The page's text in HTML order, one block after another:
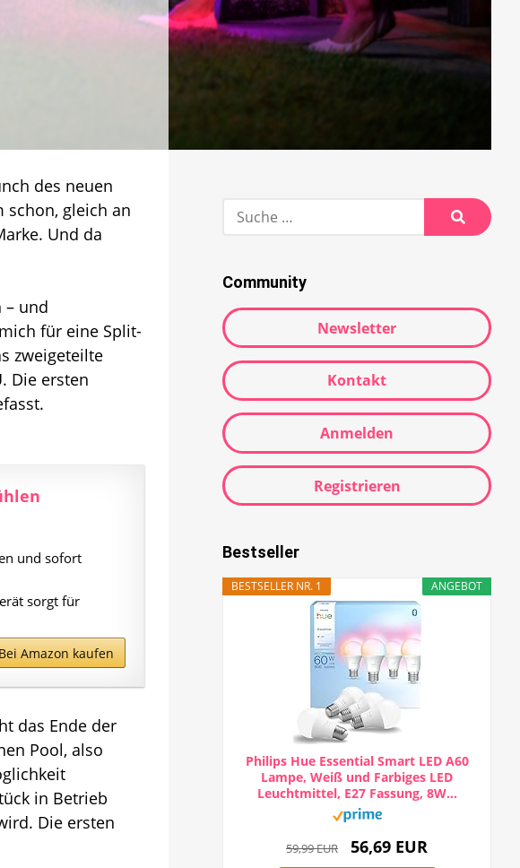
des neuen
schon, gleich an
Und da
– und
für eine Split-
zweigeteilte
Die ersten
und sofort
sorgt für
Amazon kaufen
das Ende der
Pool, also
in Betrieb
Die ersten
Suche
Suche
Community
Newsletter
Kontakt
Anmelden
Registrieren
Bestseller
ANGEBOT
BESTSELLER NR. 1
Philips Hue Essential Smart LED A60
Lampe, Weiß und Farbiges LED
Leuchtmittel, E27 Fassung, 8W...
59,99 EUR 56,69 EUR